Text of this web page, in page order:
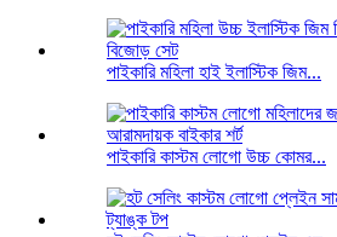
পাইকারি মহিলা হাই ইলাস্টিক জিম...
পাইকারি কাস্টম লোগো উচ্চ কোমর...